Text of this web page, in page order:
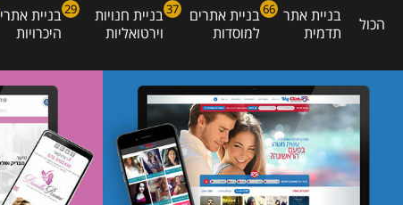
הכול
בניית אתר
תדמית
66בניית אתרים
למוסדות
37בניית חנויות
וירטואליות
29בניית אתרי
היכרויות